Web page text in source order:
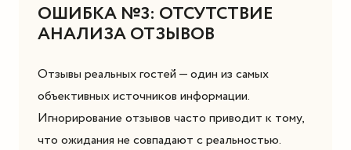
ОШИБКА №3: ОТСУТСТВИЕ
АНАЛИЗА ОТЗЫВОВ
Отзывы реальных гостей — один из самых
объективных источников информации.
Игнорирование отзывов часто приводит к тому,
что ожидания не совпадают с реальностью.